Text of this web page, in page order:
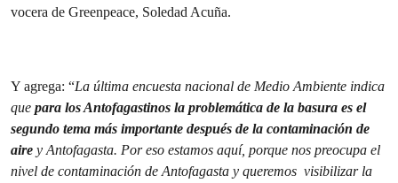
vocera de Greenpeace, Soledad Acuña.
Y agrega: “La última encuesta nacional de Medio Ambiente indica
que para los Antofagastinos la problemática de la basura es el
segundo tema más importante después de la contaminación de
aire y Antofagasta. Por eso estamos aquí, porque nos preocupa el
nivel de contaminación de Antofagasta y queremos visibilizar la